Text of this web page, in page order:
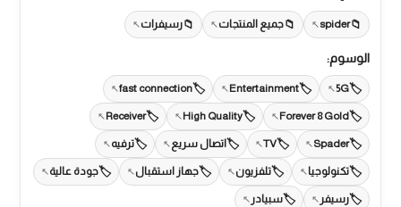
spider جميع المنتجات رسيفرات
الوسوم:
5G
Entertainment
fast connection
Forever 8 Gold
High Quality
Receiver
Spader
TV اتصال سريع ترفيه
تكنولوجيا تلفزيون جهاز استقبال جودة عالية
رسيفر سبيادر